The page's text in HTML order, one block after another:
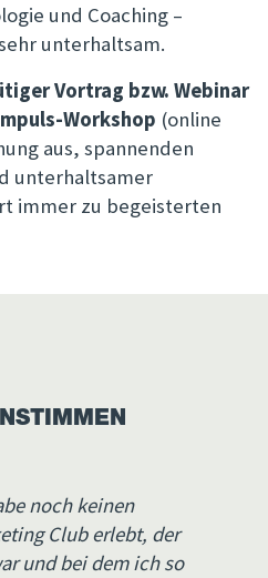
und Coaching –
unterhaltsam.
Vortrag bzw. Webinar
Workshop (online
aus, spannenden
unterhaltsamer
immer zu begeisterten
noch keinen
Club erlebt, der
und bei dem ich so